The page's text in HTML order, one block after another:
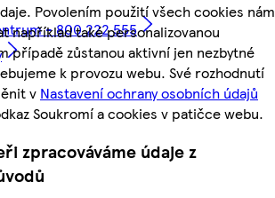
Povolením použití všech cookies nám
například také personalizovanou
případě zůstanou aktivní jen nezbytné
k provozu webu. Své rozhodnutí
v Nastavení ochrany osobních údajů
Soukromí a cookies v patičce webu.
zpracováváme údaje z
- 800 222 555